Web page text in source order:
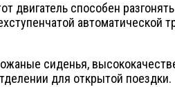
двигатель способен
автоматической
сиденья,
для открытой поездки.